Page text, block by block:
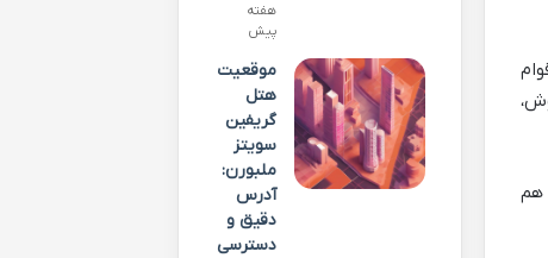
هم
هفته
پیش
موقعیت
هتل
گریفین
سویتز
ملبورن:
آدرس
دقیق و
دسترسی